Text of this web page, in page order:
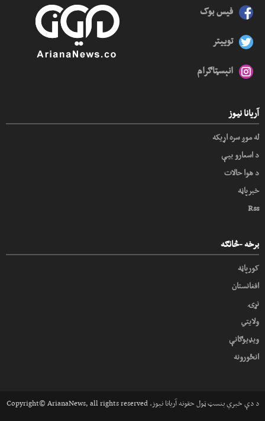
فیس بوک
توییتر
انېسټاګرام
آریانا نیوز
له موږ سره اړیکه
د اسعارو بیې
د هوا حالات
خبرپاڼه
Rss
برخه -څانګه
کورپاڼه
افغانستان
نړۍ
ولایتي
ویډیوګانې
انځورونه
Copyright© ArianaNews, all rights reserved .د دې خبري بنسټ ټول حقونه آریانا نیوز